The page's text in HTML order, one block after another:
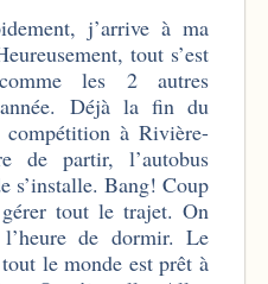
j’arrive à ma
tout s’est
les 2 autres
Déjà la fin du
à Rivière-
de partir, l’autobus
s’installe. Bang! Coup
tout le trajet. On
de dormir. Le
le monde est prêt à